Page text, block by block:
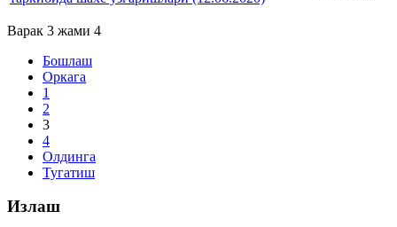
Варак 3 жами 4
Бошлаш
Оркага
1
2
3
4
Олдинга
Тугатиш
Излаш